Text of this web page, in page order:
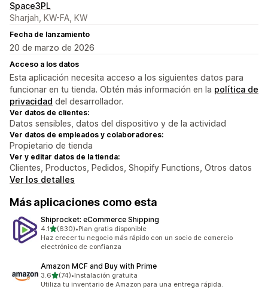
Space3PL
Sharjah, KW-FA, KW
Fecha de lanzamiento
20 de marzo de 2026
Acceso a los datos
Esta aplicación necesita acceso a los siguientes datos para
funcionar en tu tienda. Obtén más información en la política de
privacidad del desarrollador.
Ver datos de clientes:
Datos sensibles, datos del dispositivo y de la actividad
Ver datos de empleados y colaboradores:
Propietario de tienda
Ver y editar datos de la tienda:
Clientes, Productos, Pedidos, Shopify Functions, Otros datos
Ver los detalles
Más aplicaciones como esta
Shiprocket: eCommerce Shipping
4.1de 5 estrellas
(630)
630 reseñas en total
•Plan gratis disponible
Haz crecer tu negocio más rápido con un socio de comercio
electrónico de confianza
Amazon MCF and Buy with Prime
3.6de 5 estrellas
(74)
74 reseñas en total
•Instalación gratuita
Utiliza tu inventario de Amazon para una entrega rápida.